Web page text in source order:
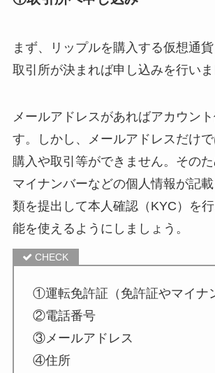
まず、リップルを購入する仮想通貨
取引所が決まれば申し込みを行いま
メールアドレスがあればアカウン
す。しかし、メールアドレスだけ
購入や取引等ができません。その
マイナンバーなどの個人情報が記
類を提出して本人確認（KYC）を
能を使えるようにしましょう。
①運転免許証（免許証やマイナ
②電話番号
③メールアドレス
④住所